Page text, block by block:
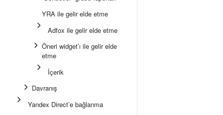
YRA ile gelir elde etme
Adfox ile gelir elde etme
Öneri widget’ı ile gelir elde
etme
İçerik
Davranış
Yandex Direct’e bağlanma